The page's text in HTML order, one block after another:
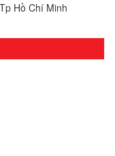
Hồ Chí Minh